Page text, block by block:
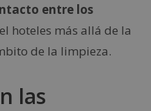
entre los
hoteles más allá de la
de la limpieza.
las